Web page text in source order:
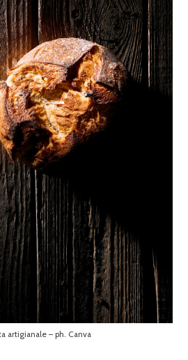
artigianale – ph. Canva